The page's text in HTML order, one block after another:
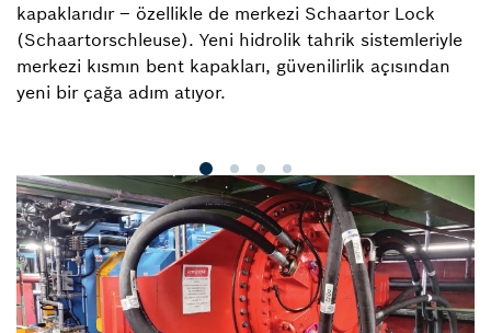
kapaklarıdır – özellikle de merkezi Schaartor Lock
(Schaartorschleuse). Yeni hidrolik tahrik sistemleriyle
merkezi kısmın bent kapakları, güvenilirlik açısından
yeni bir çağa adım atıyor.